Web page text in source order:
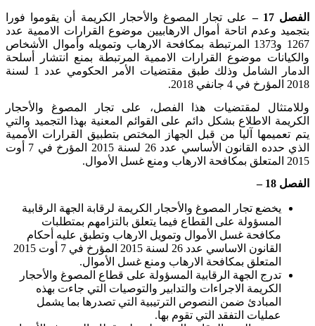
الفصل 17
–على تجار المصوغ والأحجار الكريمة أن يقوموا فورا
بتجميد وعدم اتاحة أموال الارهابيين موضوع القرارات الاممية عدد
1267 و1373 المرتبطة بمكافحة الارهاب وتمويله وأموال الأشخاص
والكيانات موضوع القرارات الاممية المرتبطة بمنع انتشار أسلحة
الدمار الشامل وذلك طبق مقتضيات الأمر الحكومي عدد
1 لسنة
2018 المؤرخ في 4 جانفي 2018
.
وللامتثال لمقتضيات هذا الفصل، على تجار المصوغ والأحجار
الكريمة الاطلاع بشكل دائم على القوائم المعنية بهذا التجميد والتي
يتم تعميمها آليا من قبل الجهاز المختص بتطبيق القرارات الأممية
الذي حدده القانون الأساسي عدد26 لسنة2015 المؤرخ في 7 أوت
2015 المتعلق بمكافحة الارهاب ومنع غسل الأموال.
الفصل 18
–
يخضع تجار المصوغ والأحجار الكريمة لرقابة الجهة الرقابية
المسؤولة على القطاع فيما يتعلق بالتزامهم بمتطلبات
مكافحة غسل الأموال وتمويل الارهاب وتطبق عليه أحكام
القانون الاساسي عدد 26 لسنة 2015 المؤرخ في 7 أوت 2015
المتعلق بمكافحة الارهاب ومنع غسل الأموال.
تدرج الجهة الرقابية المسؤولة على قطاع المصوغ والأحجار
الكريمة الاجراءات والتدابير والتوصيات التي جاءت بهذه
المبادئ ضمن النصوص الترتيبية التي تصدرها بما يشمل
عمليات التفقد التي تقوم بها.